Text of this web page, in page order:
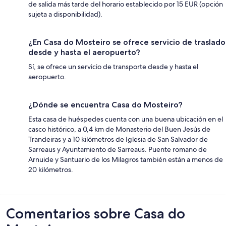
de salida más tarde del horario establecido por 15 EUR (opción
sujeta a disponibilidad).
¿En Casa do Mosteiro se ofrece servicio de traslado
desde y hasta el aeropuerto?
Sí, se ofrece un servicio de transporte desde y hasta el
aeropuerto.
¿Dónde se encuentra Casa do Mosteiro?
Esta casa de huéspedes cuenta con una buena ubicación en el
casco histórico, a 0,4 km de Monasterio del Buen Jesús de
Trandeiras y a 10 kilómetros de Iglesia de San Salvador de
Sarreaus y Ayuntamiento de Sarreaus. Puente romano de
Arnuide y Santuario de los Milagros también están a menos de
20 kilómetros.
Comentarios
Comentarios sobre Casa do